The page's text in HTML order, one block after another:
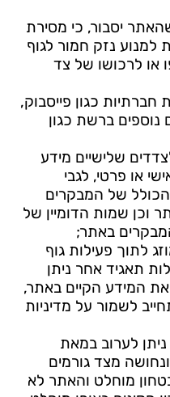
יסבור, כי מסירת
נזק חמור לגוף
או לרכושו של צד
כגון פייסבוק,
נוספים ברשת כגון
שלישיים מידע
או פרטי, לגבי
של המבקרים
וכן שמות הדומיין של
באתר;
לתוך פעילות גוף
תאגיד אחר ניתן
המידע הקיים באתר,
לשמור על מדיניות
לערוב במאת
מצד גורמים
מוחלט והאתר לא